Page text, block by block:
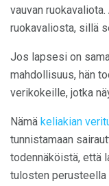
vauvan
ruokavaliosta, sillä
Jos lapsesi on
mahdollisuus, hän
verikokeille, jotka
Nämä keliakian
tunnistamaan
todennäköistä, että
tulosten